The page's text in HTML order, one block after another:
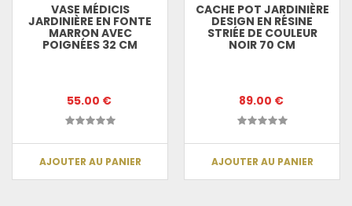
VASE MÉDICIS
JARDINIÈRE EN FONTE
MARRON AVEC
POIGNÉES 32 CM
55.00 €
AJOUTER AU PANIER
CACHE POT JARDINIÈRE
DESIGN EN RÉSINE
STRIÉE DE COULEUR
NOIR 70 CM
89.00 €
AJOUTER AU PANIER